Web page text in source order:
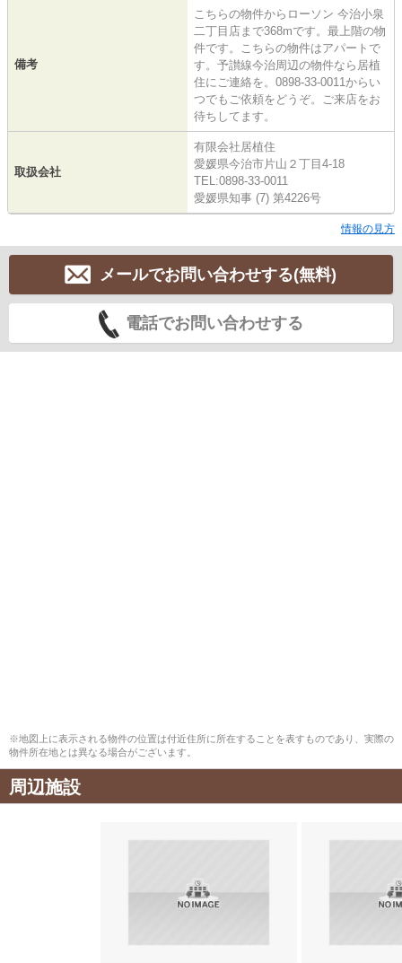
備考
こちらの物件からローソン 今治小泉
二丁目店まで368mです。最上階の物
件です。こちらの物件はアパートで
す。予讃線今治周辺の物件なら居植
住にご連絡を。0898-33-0011からい
つでもご依頼をどうぞ。ご来店をお
待ちしてます。
取扱会社
有限会社居植住
愛媛県今治市片山２丁目4-18
TEL:0898-33-0011
愛媛県知事 (7) 第4226号
情報の見方
メールでお問い合わせする(無料)
電話でお問い合わせする
※地図上に表示される物件の位置は付近住所に所在することを表すものであり、実際の
物件所在地とは異なる場合がございます。
周辺施設